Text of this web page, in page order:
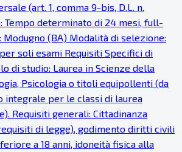
(art. 1, comma 9-bis, D.L. n.
Tempo determinato di 24 mesi, full-
Modugno (BA) Modalità di selezione:
soli esami Requisiti Specifici di
di studio: Laurea in Scienze della
Psicologia o titoli equipollenti (da
integrale per le classi di laurea
Requisiti generali: Cittadinanza
di legge), godimento diritti civili
a 18 anni, idoneità fisica alla